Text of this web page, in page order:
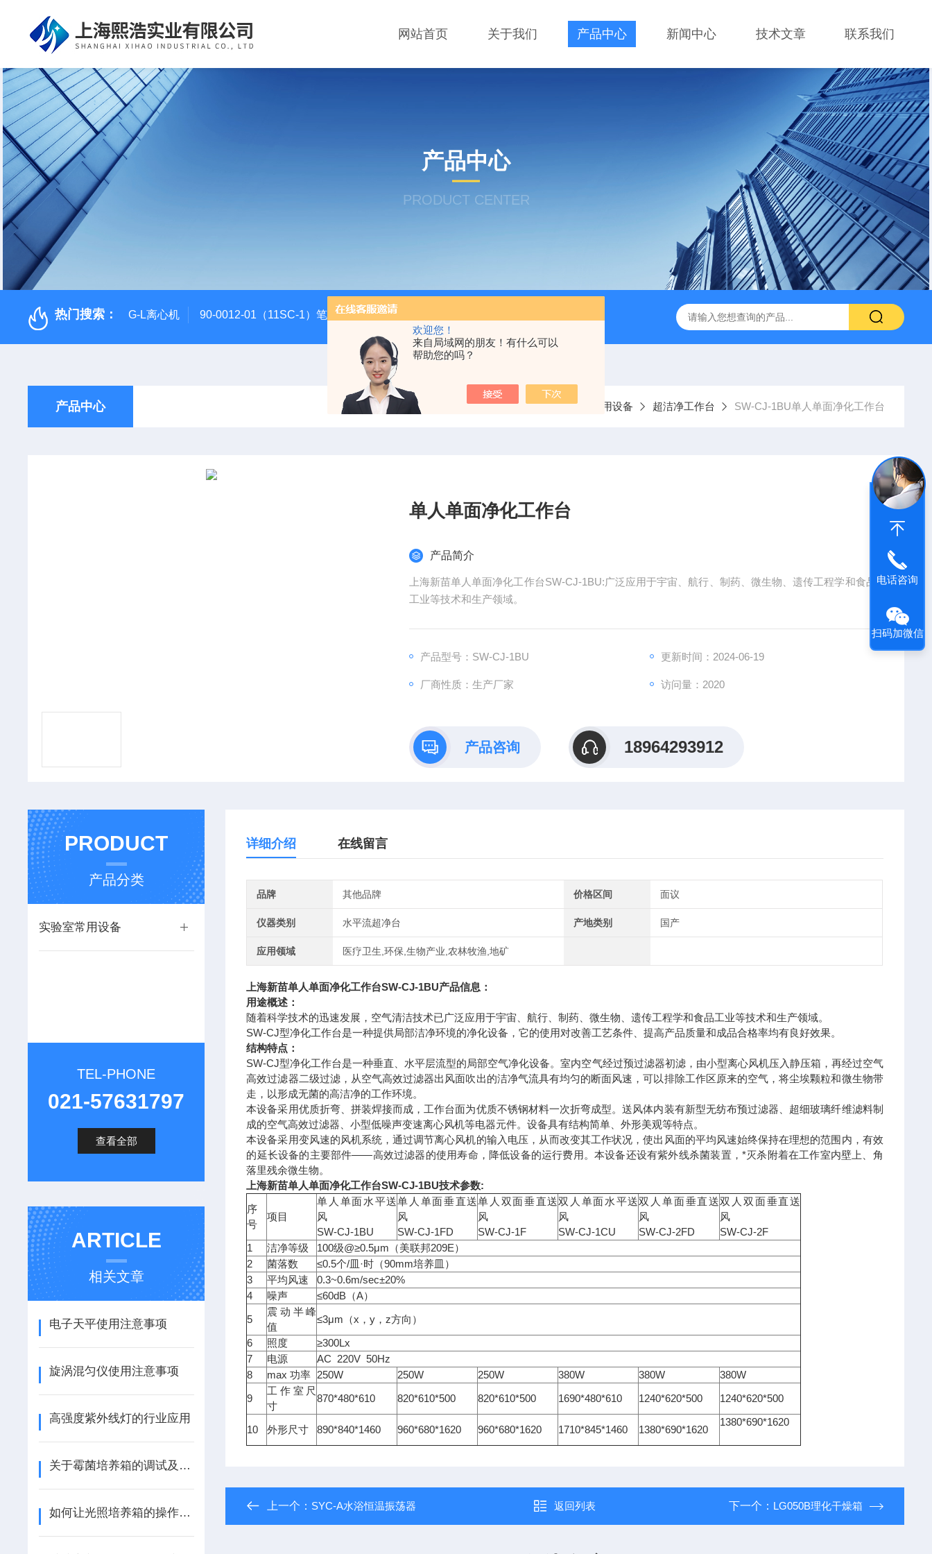
欢迎您！
来自局域网的朋友！有什么可以
帮助您的吗？
网站首页 关于我们 产品中心 新闻中心 技术文章 联系我们
产品中心
PRODUCT CENTER
热门搜索： G-L离心机 90-0012-01（11SC-1）笔式汞灯 ZX-3手持式超声波测厚仪 ST800-EA红外灭菌器 SN210C高压立式蒸汽灭
产品中心 当前位置： 首页 产品中心 实验室常用设备 超洁净工作台 SW-CJ-1BU单人单面净化工作台
单人单面净化工作台
产品简介
上海新苗单人单面净化工作台SW-CJ-1BU:广泛应用于宇宙、航行、制药、微生物、遗传工程学和食品
工业等技术和生产领域。
产品型号：SW-CJ-1BU 更新时间：2024-06-19
厂商性质：生产厂家 访问量：2020
产品咨询 18964293912
PRODUCT
产品分类
实验室常用设备
TEL-PHONE
021-57631797
查看全部
ARTICLE
相关文章
电子天平使用注意事项
旋涡混匀仪使用注意事项
高强度紫外线灯的行业应用
关于霉菌培养箱的调试及维护方法
如何让光照培养箱的操作和养护更上乘
详细介绍 在线留言
品牌 其他品牌 价格区间 面议
仪器类别 水平流超净台 产地类别 国产
应用领域 医疗卫生,环保,生物产业,农林牧渔,地矿
上海新苗单人单面净化工作台SW-CJ-1BU产品信息：
用途概述：
随着科学技术的迅速发展，空气清洁技术已广泛应用于宇宙、航行、制药、微生物、遗传工程学和食品工业等技术和生产领域。
SW-CJ型净化工作台是一种提供局部洁净环境的净化设备，它的使用对改善工艺条件、提高产品质量和成品合格率均有良好效果。
结构特点：
SW-CJ型净化工作台是一种垂直、水平层流型的局部空气净化设备。室内空气经过预过滤器初滤，由小型离心风机压入静压箱，再经过空气
高效过滤器二级过滤，从空气高效过滤器出风面吹出的洁净气流具有均匀的断面风速，可以排除工作区原来的空气，将尘埃颗粒和微生物带
走，以形成无菌的高洁净的工作环境。
本设备采用优质折弯、拼装焊接而成，工作台面为优质不锈钢材料一次折弯成型。送风体内装有新型无纺布预过滤器、超细玻璃纤维滤料制
成的空气高效过滤器、小型低噪声变速离心风机等电器元件。设备具有结构简单、外形美观等特点。
本设备采用变风速的风机系统，通过调节离心风机的输入电压，从而改变其工作状况，使出风面的平均风速始终保持在理想的范围内，有效
的延长设备的主要部件——高效过滤器的使用寿命，降低设备的运行费用。本设备还设有紫外线杀菌装置，*灭杀附着在工作室内壁上、角
落里残余微生物。
上海新苗单人单面净化工作台SW-CJ-1BU技术参数:
序
号
项目
单人单面水平送
风
SW-CJ-1BU
单人单面垂直送
风
SW-CJ-1FD
单人双面垂直送
风
SW-CJ-1F
双人单面水平送
风
SW-CJ-1CU
双人单面垂直送
风
SW-CJ-2FD
双人双面垂直送
风
SW-CJ-2F
1
洁净等级
100级@≥0.5μm（美联邦209E）
2
菌落数
≤0.5个/皿·时（90mm培养皿）
3
平均风速
0.3~0.6m/sec±20%
4
噪声
≤60dB（A）
5
震动半峰
值
≤3μm（x，y，z方向）
6
照度
≥300Lx
7
电源
AC 220V 50Hz
8
max 功率 250W 250W 250W 380W 380W
380W
9
工作室尺
寸
870*480*610 820*610*500 820*610*500 1690*480*610 1240*620*500 1240*620*500
10 外形尺寸 890*840*1460 960*680*1620 960*680*1620 1710*845*1460 1380*690*1620
1380*690*1620
上一个： SYC-A水浴恒温振荡器 返回列表 下一个： LG050B理化干燥箱
电话咨询
扫码加微信